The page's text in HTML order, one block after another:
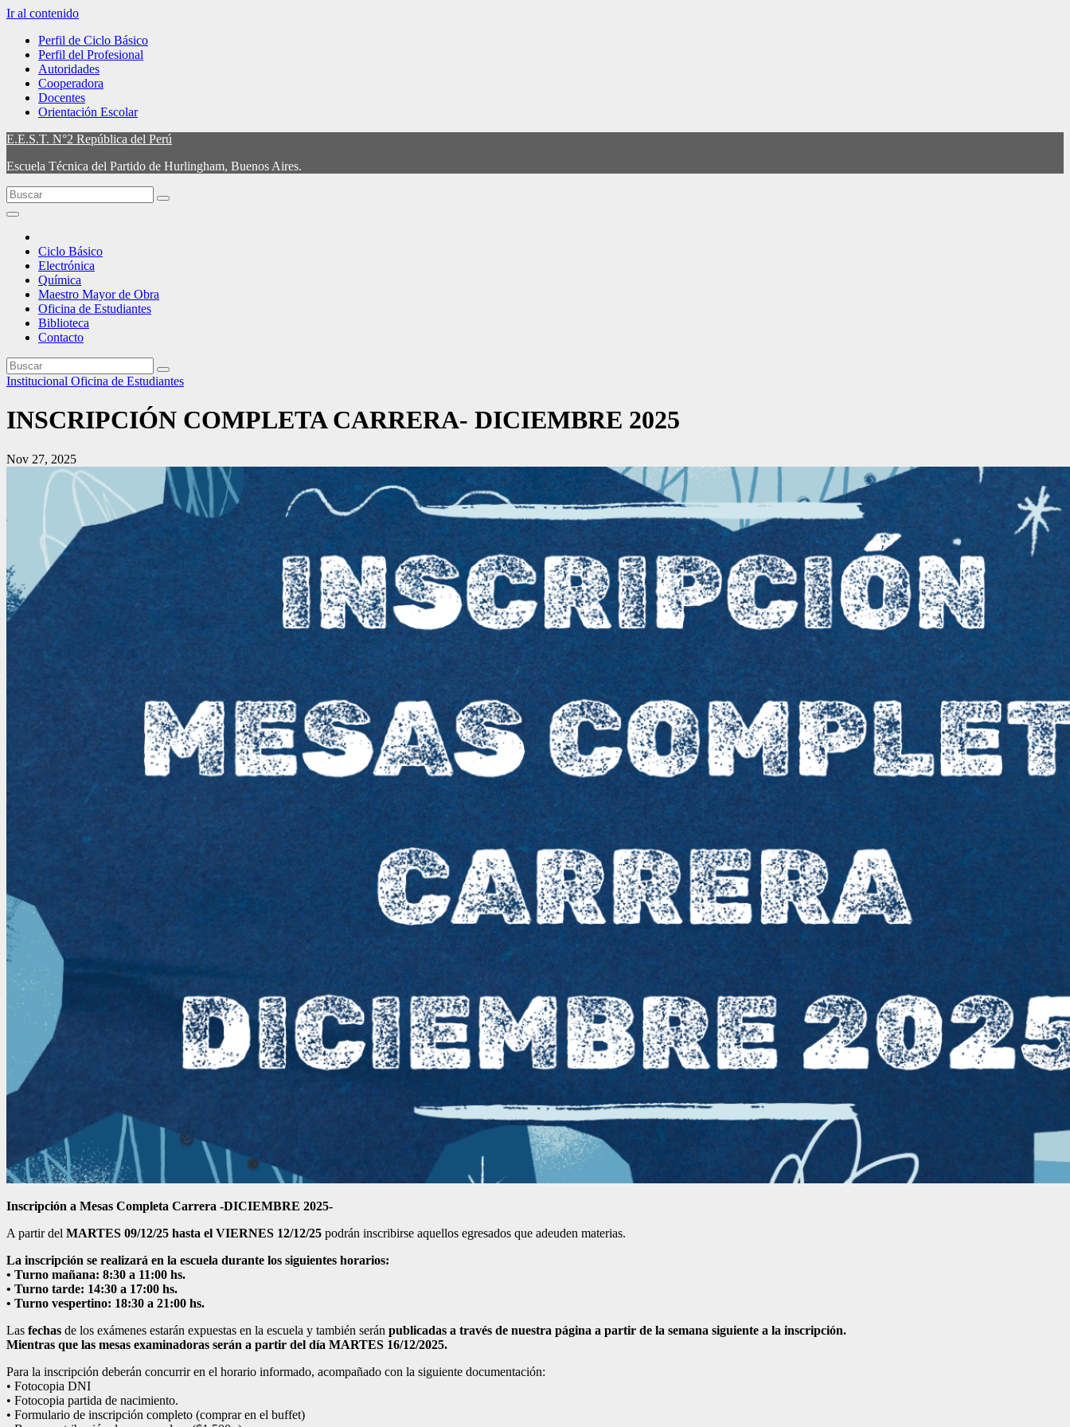
Ir al contenido
Perfil de Ciclo Básico
Perfil del Profesional
Autoridades
Cooperadora
Docentes
Orientación Escolar
E.E.S.T. N°2 República del Perú
Escuela Técnica del Partido de Hurlingham, Buenos Aires.
Ciclo Básico
Electrónica
Química
Maestro Mayor de Obra
Oficina de Estudiantes
Biblioteca
Contacto
Institucional Oficina de Estudiantes
INSCRIPCIÓN COMPLETA CARRERA- DICIEMBRE 2025
Nov 27, 2025
Inscripción a Mesas Completa Carrera -DICIEMBRE 2025-
A partir del MARTES 09/12/25 hasta el VIERNES 12/12/25 podrán inscribirse aquellos egresados que adeuden materias.
La inscripción se realizará en la escuela durante los siguientes horarios:
• Turno mañana: 8:30 a 11:00 hs.
• Turno tarde: 14:30 a 17:00 hs.
• Turno vespertino: 18:30 a 21:00 hs.
Las fechas de los exámenes estarán expuestas en la escuela y también serán publicadas a través de nuestra página a partir de la semana siguiente a la inscripción.
Mientras que las mesas examinadoras serán a partir del día MARTES 16/12/2025.
Para la inscripción deberán concurrir en el horario informado, acompañado con la siguiente documentación:
• Fotocopia DNI
• Fotocopia partida de nacimiento.
• Formulario de inscripción completo (comprar en el buffet)